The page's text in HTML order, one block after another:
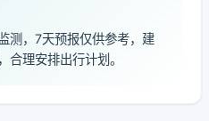
测，7天预报仅供参考，建
合理安排出行计划。